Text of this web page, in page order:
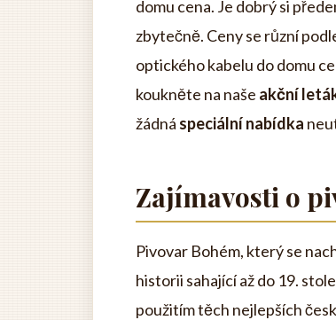
domu cena. Je dobrý si
zbytečně. Ceny se různí
optického kabelu do domu
koukněte na naše akční
žádná speciální nabídka
Zajímavosti o
Pivovar Bohém, který se
historii sahající až do 19.
použitím těch nejlepších